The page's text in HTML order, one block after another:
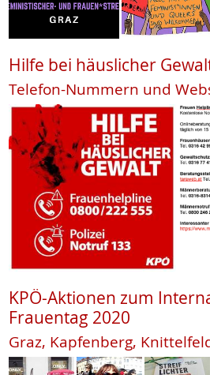
Hilfe bei häuslicher
Telefon-Nummern und
KPÖ-Aktionen zum
Frauentag 2020
Graz, Kapfenberg,